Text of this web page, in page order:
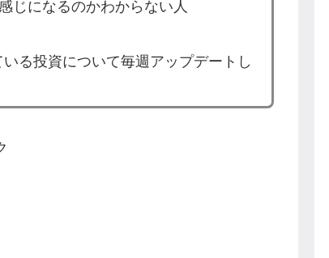
じになるのかわからない人
る投資について毎週アップデートし